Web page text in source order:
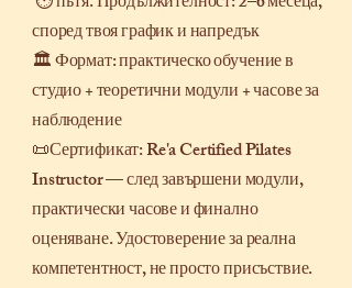
според твоя график и напредък
🏛 Формат: практическо обучение в
студио + теоретични модули + часове за
наблюдение
📜Сертификат: Re'a Certified Pilates
Instructor — след завършени модули,
практически часове и финално
оценяване. Удостоверение за реална
компетентност, не просто присъствие.